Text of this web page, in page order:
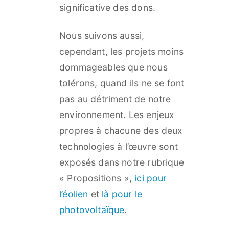
significative des dons.
Nous suivons aussi,
cependant, les projets moins
dommageables que nous
tolérons, quand ils ne se font
pas au détriment de notre
environnement. Les enjeux
propres à chacune des deux
technologies à l’œuvre sont
exposés dans notre rubrique
« Propositions », ici pour
l’éolien et là pour le
photovoltaïque.